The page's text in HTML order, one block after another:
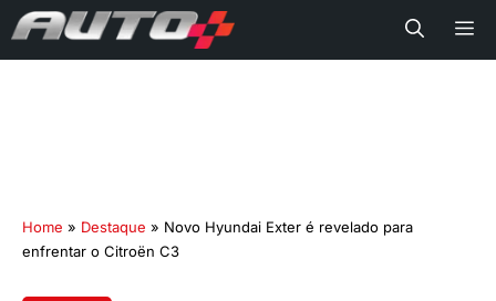
Home » Destaque » Novo Hyundai Exter é revelado para
enfrentar o Citroën C3